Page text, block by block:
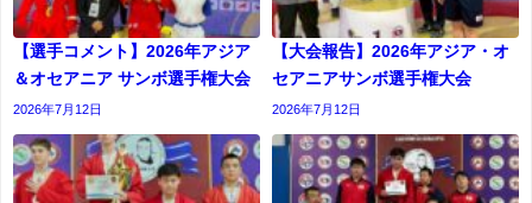
【選手コメント】2026年アジア
＆オセアニア サンボ選手権大会
2026年7月12日
【大会報告】2026年アジア・オ
セアニアサンボ選手権大会
2026年7月12日